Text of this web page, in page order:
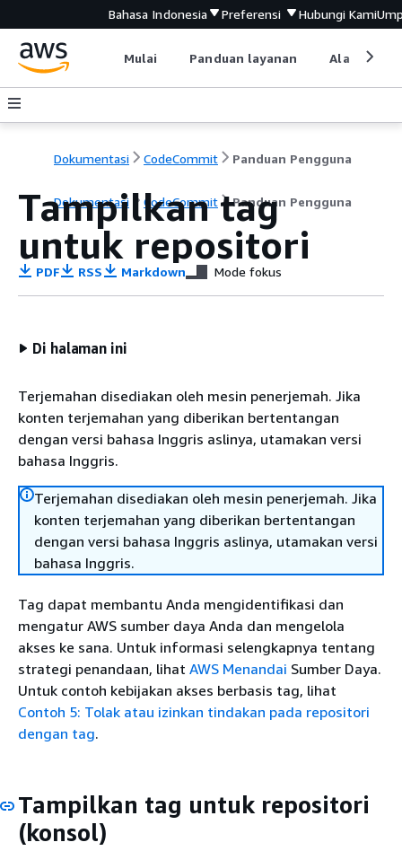
Bahasa Indonesia Preferensi Hubungi Kami
Mulai Panduan layanan Alat
Dokumentasi CodeCommit Panduan Pengguna
Dokumentasi CodeCommit Panduan Pengguna
Tampilkan tag
untuk repositori
PDF RSS Markdown Mode fokus
Di halaman ini
Terjemahan disediakan oleh mesin penerjemah. Jika
konten terjemahan yang diberikan bertentangan
dengan versi bahasa Inggris aslinya, utamakan versi
bahasa Inggris.
Terjemahan disediakan oleh mesin penerjemah. Jika
konten terjemahan yang diberikan bertentangan
dengan versi bahasa Inggris aslinya, utamakan versi
bahasa Inggris.
Tag dapat membantu Anda mengidentifikasi dan
mengatur AWS sumber daya Anda dan mengelola
akses ke sana. Untuk informasi selengkapnya tentang
strategi penandaan, lihat AWS Menandai Sumber Daya.
Untuk contoh kebijakan akses berbasis tag, lihat
Contoh 5: Tolak atau izinkan tindakan pada repositori
dengan tag.
Tampilkan tag untuk repositori
(konsol)